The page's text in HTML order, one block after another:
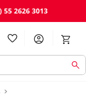
55 2626 3013